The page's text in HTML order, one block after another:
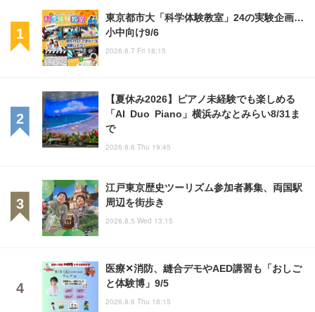
東京都市大「科学体験教室」24の実験企画…
小中向け9/6
2026.8.7 Fri 18:15
【夏休み2026】ピアノ未経験でも楽しめる
「AI Duo Piano」横浜みなとみらい8/31ま
で
2026.8.6 Thu 19:45
江戸東京歴史ツーリズム参加者募集、両国駅
周辺を街歩き
2026.8.5 Wed 13:15
医療✕消防、縫合デモやAED講習も「おしご
と体験博」9/5
2026.8.6 Thu 18:15